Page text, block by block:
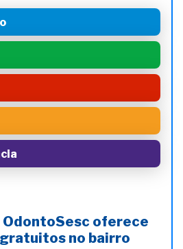
OdontoSesc oferece
no bairro